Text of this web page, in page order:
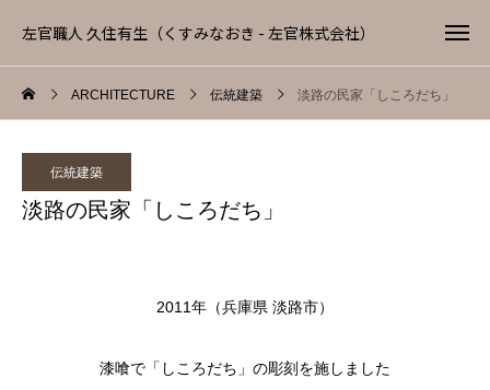
左官職人 久住有生（くすみなおき - 左官株式会社）
ARCHITECTURE 伝統建築 淡路の民家「しころだち」
伝統建築
淡路の民家「しころだち」
2011年（兵庫県 淡路市）
漆喰で「しころだち」の彫刻を施しました